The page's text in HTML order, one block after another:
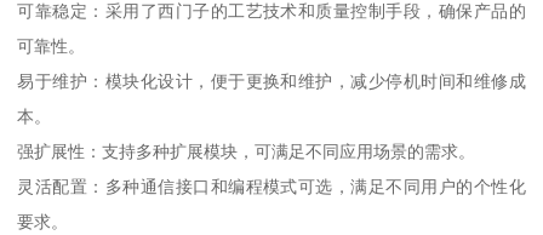
可靠稳定：采用了西门子的工艺技术和质量控制手段，确保产品的
可靠性。
易于维护：模块化设计，便于更换和维护，减少停机时间和维修成
本。
强扩展性：支持多种扩展模块，可满足不同应用场景的需求。
灵活配置：多种通信接口和编程模式可选，满足不同用户的个性化
要求。